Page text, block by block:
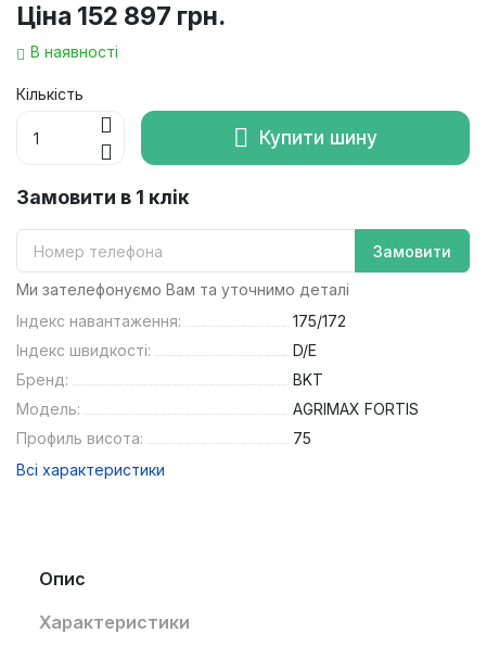
Ціна 152 897 грн.
В наявності
Кількість
Купити шину
Замовити в 1 клік
Замовити
Ми зателефонуємо Вам та уточнимо деталі
Індекс навантаження:
175/172
Індекс швидкості:
D/E
Бренд:
BKT
Модель:
AGRIMAX FORTIS
Профиль висота:
75
Всі характеристики
Опис
Характеристики